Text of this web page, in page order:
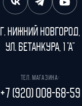
г. Нижний Новгород,
ул. Бетанкура, 1 "А"
Тел. магазина:
+7 (920) 008-68-59